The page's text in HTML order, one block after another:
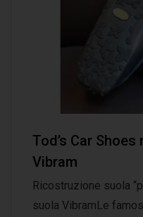
Tod’s Car
Vibram
Ricostruzione suola
suola VibramLe